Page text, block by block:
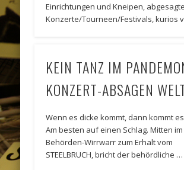
Einrichtungen und Kneipen, abgesagte
Konzerte/Tourneen/Festivals, kurios
KEIN TANZ IM
KONZERT-ABSAGEN
Wenn es dicke kommt, dann kommt
Am besten auf einen Schlag. Mitten im
Behörden-Wirrwarr zum Erhalt vom
STEELBRUCH, bricht der behördliche …